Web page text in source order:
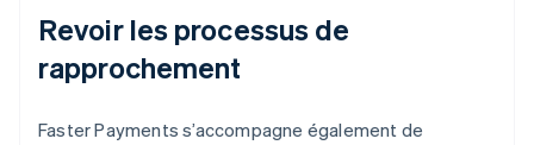
Revoir les processus de
rapprochement
Faster Payments s’accompagne également de